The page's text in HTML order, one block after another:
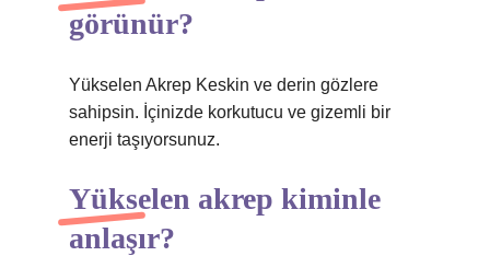
görünür?
Yükselen Akrep Keskin ve derin gözlere
sahipsin. İçinizde korkutucu ve gizemli bir
enerji taşıyorsunuz.
Yükselen akrep kiminle
anlaşır?